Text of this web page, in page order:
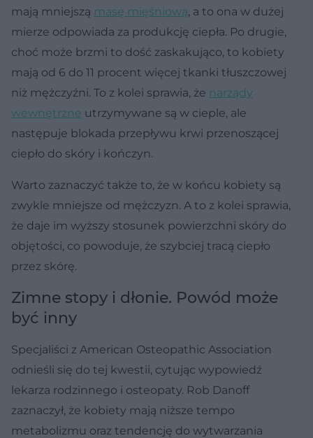
mają mniejszą masę mięśniową, a to ona w dużej
mierze odpowiada za produkcję ciepła. Po drugie,
choć może brzmi to dość zaskakująco, to kobiety
mają od 6 do 11 procent więcej tkanki tłuszczowej
niż mężczyźni. To z kolei sprawia, że narządy
wewnętrzne utrzymywane są w cieple, ale
następuje blokada przepływu krwi przenoszącej
ciepło do skóry i kończyn.
Warto zaznaczyć także to, że w końcu kobiety są
zwykle mniejsze od mężczyzn. A to z kolei sprawia,
że daje im wyższy stosunek powierzchni skóry do
objętości, co powoduje, że szybciej tracą ciepło
przez skórę.
Zimne stopy i dłonie. Powód może
być inny
Specjaliści z American Osteopathic Association
odnieśli się do tej kwestii, cytując wypowiedź
lekarza rodzinnego i osteopaty. Rob Danoff
zaznaczył, że kobiety mają niższe tempo
metabolizmu oraz tendencję do wytwarzania